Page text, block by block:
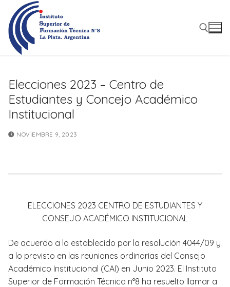
contenido
Elecciones 2023 – Centro de
Estudiantes y Concejo Académico
Institucional
NOVIEMBRE 9, 2023
ELECCIONES 2023 CENTRO DE ESTUDIANTES Y
CONSEJO ACADÉMICO INSTITUCIONAL
De acuerdo a lo establecido por la resolución 4044/09 y
a lo previsto en las reuniones ordinarias del Consejo
Académico Institucional (CAI) en Junio 2023. El Instituto
Superior de Formación Técnica n°8 ha resuelto llamar a